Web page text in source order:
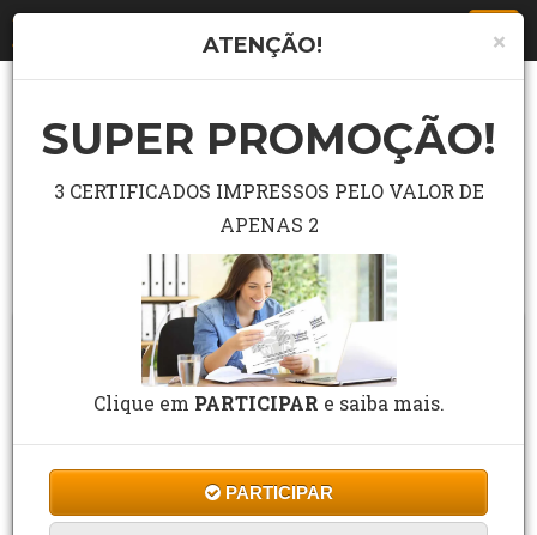
LISTA COMPLETA DE CURSO
Pesquisar curso grátis no campo abaixo.
×
ATENÇÃO!
SUPER PROMOÇÃO!
3 CERTIFICADOS IMPRESSOS PELO VALOR DE
APENAS 2
Clique em PARTICIPAR e saiba mais.
PARTICIPAR